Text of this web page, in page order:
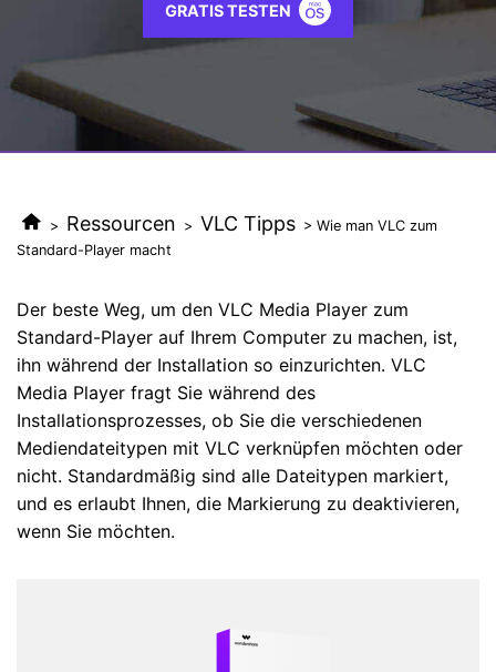
Bild
Soziale Medien
WEITERE TIPPS
Eine vollständige Liste der unterstützten Formate, Geräte
und GPUs.
Updates von UniConverter
Ihr bester Video Converter
Der umfassende, verlustfreie und sichere Video Converter
JETZT KAUFEN
Suche
GRATIS TESTEN
> Ressourcen > VLC Tipps > Wie man VLC zum
Standard-Player macht
Der beste Weg, um den VLC Media Player zum
Standard-Player auf Ihrem Computer zu machen, ist,
ihn während der Installation so einzurichten. VLC
Media Player fragt Sie während des
Installationsprozesses, ob Sie die verschiedenen
Mediendateitypen mit VLC verknüpfen möchten oder
nicht. Standardmäßig sind alle Dateitypen markiert,
und es erlaubt Ihnen, die Markierung zu deaktivieren,
wenn Sie möchten.